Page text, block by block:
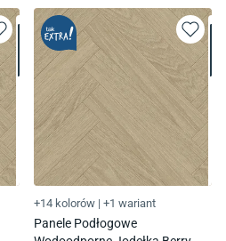
+14 kolorów | +1 wariant
Panele Podłogowe